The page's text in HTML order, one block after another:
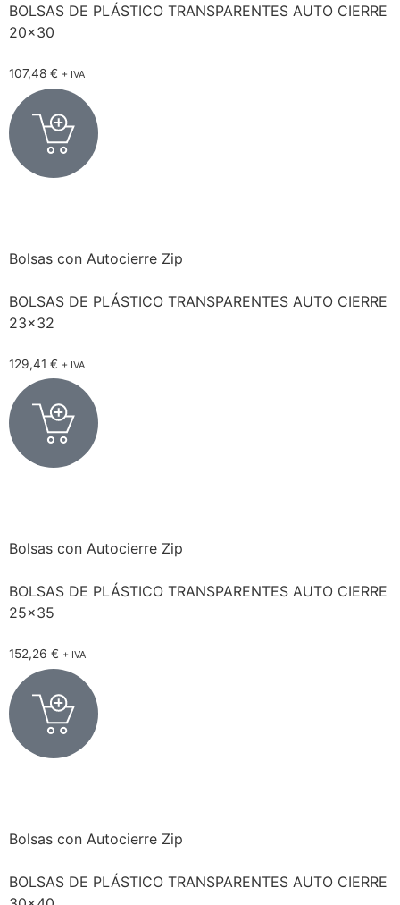
BOLSAS DE PLÁSTICO TRANSPARENTES AUTO CIERRE
20×30
107,48 € + IVA
Bolsas con Autocierre Zip
BOLSAS DE PLÁSTICO TRANSPARENTES AUTO CIERRE
23×32
129,41 € + IVA
Bolsas con Autocierre Zip
BOLSAS DE PLÁSTICO TRANSPARENTES AUTO CIERRE
25×35
152,26 € + IVA
Bolsas con Autocierre Zip
BOLSAS DE PLÁSTICO TRANSPARENTES AUTO CIERRE